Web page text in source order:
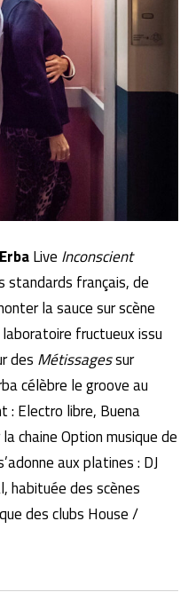
Live Inconscient
standards français, de
la sauce sur scène
fructueux issu
des Métissagessur
célèbre le groove au
: Electro libre, Buena
chaine Option musique de
aux platines : DJ
habituée des scènes
des clubs House /